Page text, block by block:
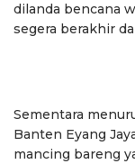
dilanda bencana
segera berakhir
Sementara
Banten Eyang
mancing bareng